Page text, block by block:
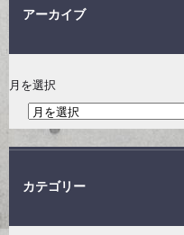
アーカイブ
月を選択
カテゴリー